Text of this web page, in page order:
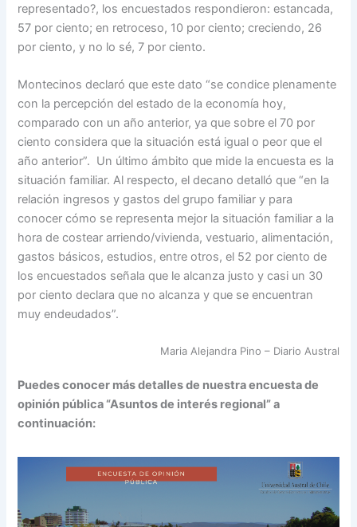
representado?, los encuestados respondieron: estancada,
57 por ciento; en retroceso, 10 por ciento; creciendo, 26
por ciento, y no lo sé, 7 por ciento.
Montecinos declaró que este dato “se condice plenamente
con la percepción del estado de la economía hoy,
comparado con un año anterior, ya que sobre el 70 por
ciento considera que la situación está igual o peor que el
año anterior”. Un último ámbito que mide la encuesta es la
situación familiar. Al respecto, el decano detalló que “en la
relación ingresos y gastos del grupo familiar y para
conocer cómo se representa mejor la situación familiar a la
hora de costear arriendo/vivienda, vestuario, alimentación,
gastos básicos, estudios, entre otros, el 52 por ciento de
los encuestados señala que le alcanza justo y casi un 30
por ciento declara que no alcanza y que se encuentran
muy endeudados”.
Maria Alejandra Pino – Diario Austral
Puedes conocer más detalles de nuestra encuesta de
opinión pública “Asuntos de interés regional” a
continuación: